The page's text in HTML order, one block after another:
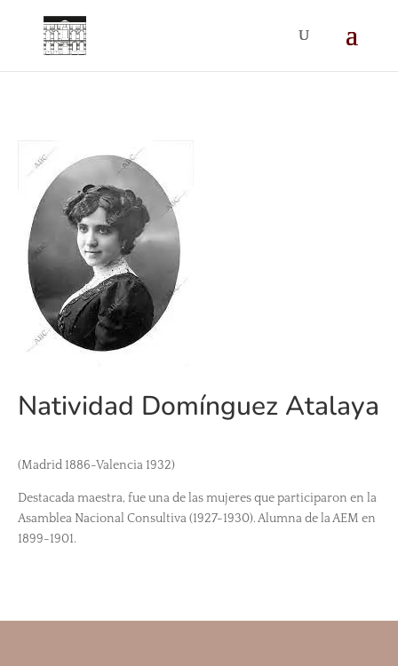
Natividad Domínguez Atalaya
(Madrid 1886-Valencia 1932)
Destacada maestra, fue una de las mujeres que participaron en la
Asamblea Nacional Consultiva (1927-1930). Alumna de la AEM en
1899-1901.